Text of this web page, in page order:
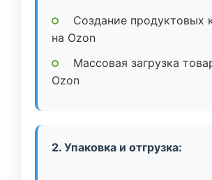
Создание продуктовых
на Ozon
Массовая загрузка
Ozon
2. Упаковка и отгрузка: